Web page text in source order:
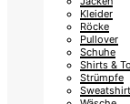
Kleider
Röcke
Pullover
Schuhe
Shirts &
Strümpfe